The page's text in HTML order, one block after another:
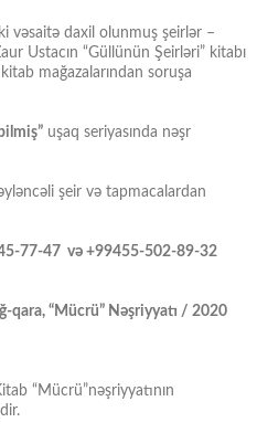
vəsaitə daxil olunmuş şeirlər –
Ustacın “Güllünün Şeirləri” kitabı
mağazalarından soruşa
uşaq seriyasında nəşr
şeir və tapmacalardan
77-47 və +99455-502-89-32
qara, “Mücrü” Nəşriyyatı / 2020
“Mücrü”nəşriyyatının